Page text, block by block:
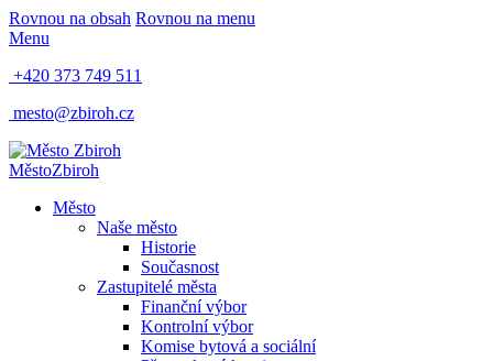
Rovnou na obsah Rovnou na menu
Menu
+420 373 749 511
mesto@zbiroh.cz
MěstoZbiroh
Město
Naše město
Historie
Současnost
Zastupitelé města
Finanční výbor
Kontrolní výbor
Komise bytová a sociální